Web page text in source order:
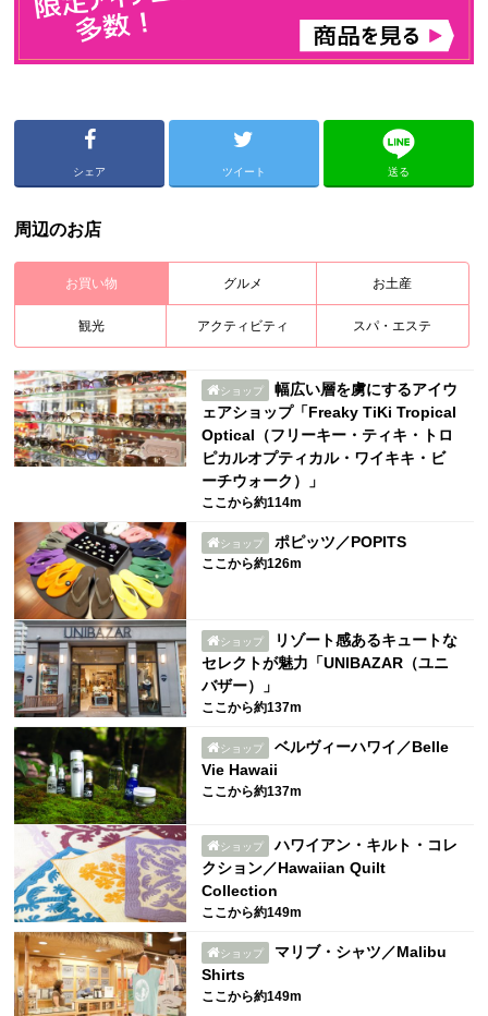
シェア ツイート 送る
周辺のお店
お買い物 グルメ お土産
観光 アクティビティ スパ・エステ
ショップ
幅広い層を虜にするアイウ
ェアショップ「Freaky TiKi Tropical
Optical（フリーキー・ティキ・トロ
ピカルオプティカル・ワイキキ・ビ
ーチウォーク）」
ここから約114m
ショップ ポピッツ／POPITS
ここから約126m
ショップ
リゾート感あるキュートな
セレクトが魅力「UNIBAZAR（ユニ
バザー）」
ここから約137m
ショップ
ベルヴィーハワイ／Belle
Vie Hawaii
ここから約137m
ショップ
ハワイアン・キルト・コレ
クション／Hawaiian Quilt
Collection
ここから約149m
ショップ
マリブ・シャツ／Malibu
Shirts
ここから約149m